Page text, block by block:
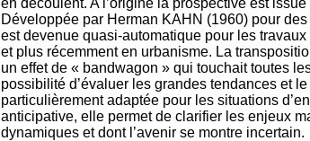
Développée par Herman KAHN (1960) pour
est devenue quasi-automatique pour les
et plus récemment en urbanisme. La
un effet de « bandwagon » qui touchait toutes
possibilité d’évaluer les grandes tendances et
particulièrement adaptée pour les situations
anticipative, elle permet de clarifier les enjeux
dynamiques et dont l’avenir se montre incertain.